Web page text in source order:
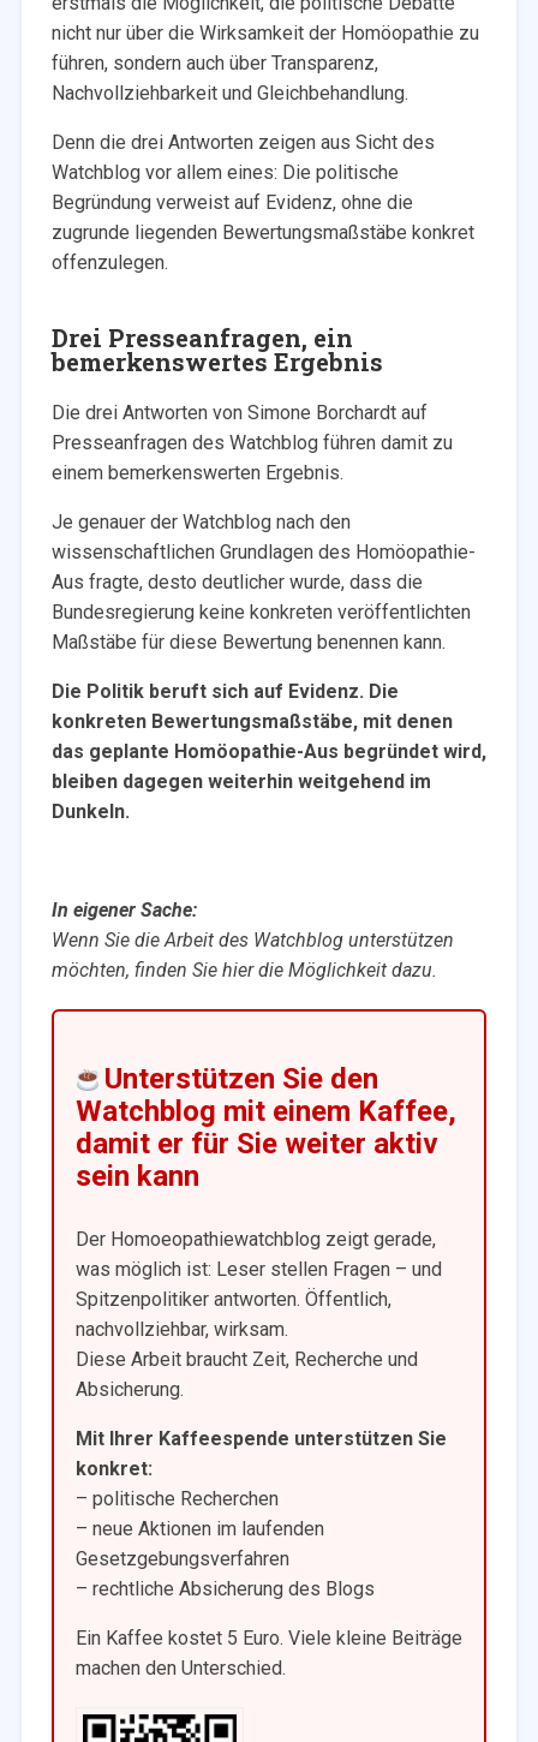
nicht nur über die Wirksamkeit der Homöopathie zu
führen, sondern auch über Transparenz,
Nachvollziehbarkeit und Gleichbehandlung.
Denn die drei Antworten zeigen aus Sicht des
Watchblog vor allem eines: Die politische
Begründung verweist auf Evidenz, ohne die
zugrunde liegenden Bewertungsmaßstäbe konkret
offenzulegen.
Drei Presseanfragen, ein
bemerkenswertes Ergebnis
Die drei Antworten von Simone Borchardt auf
Presseanfragen des Watchblog führen damit zu
einem bemerkenswerten Ergebnis.
Je genauer der Watchblog nach den
wissenschaftlichen Grundlagen des Homöopathie-
Aus fragte, desto deutlicher wurde, dass die
Bundesregierung keine konkreten veröffentlichten
Maßstäbe für diese Bewertung benennen kann.
Die Politik beruft sich auf Evidenz. Die
konkreten Bewertungsmaßstäbe, mit denen
das geplante Homöopathie-Aus begründet wird,
bleiben dagegen weiterhin weitgehend im
Dunkeln.
In eigener Sache:
Wenn Sie die Arbeit des Watchblog unterstützen
möchten, finden Sie hier die Möglichkeit dazu.
Unterstützen Sie den
Watchblog mit einem Kaffee,
damit er für Sie weiter aktiv
sein kann
Der Homoeopathiewatchblog zeigt gerade,
was möglich ist: Leser stellen Fragen – und
Spitzenpolitiker antworten. Öffentlich,
nachvollziehbar, wirksam.
Diese Arbeit braucht Zeit, Recherche und
Absicherung.
Mit Ihrer Kaffeespende unterstützen Sie
konkret:
– politische Recherchen
– neue Aktionen im laufenden
Gesetzgebungsverfahren
– rechtliche Absicherung des Blogs
Ein Kaffee kostet 5 Euro. Viele kleine Beiträge
machen den Unterschied.